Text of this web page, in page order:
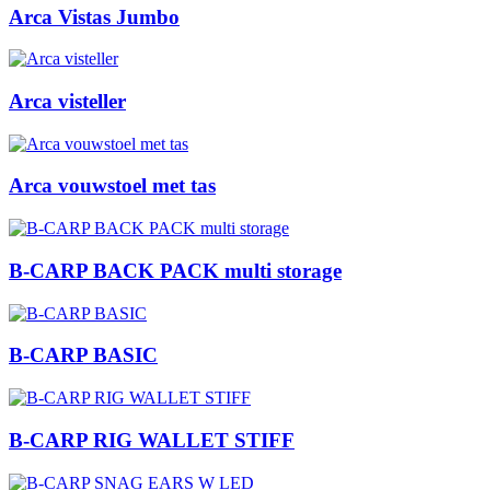
Arca Vistas Jumbo
Arca visteller
Arca vouwstoel met tas
B-CARP BACK PACK multi storage
B-CARP BASIC
B-CARP RIG WALLET STIFF